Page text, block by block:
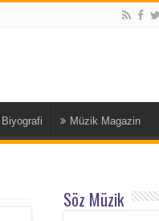
Biyografi Müzik Magazin
Söz Müzik